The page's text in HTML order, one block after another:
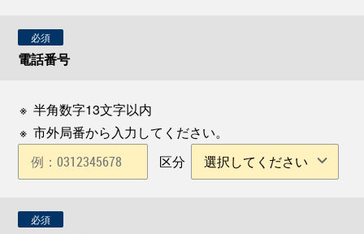
必須
電話番号
※ 半角数字13文字以内
※ 市外局番から入力してください。
区分
必須